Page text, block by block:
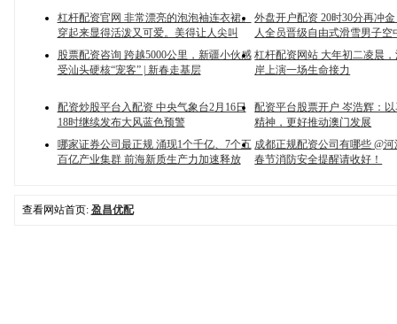
杠杆配资官网 非常漂亮的泡泡袖连衣裙。
穿起来显得活泼又可爱。美得让人尖叫
外盘开户配资 20时30分再冲
人全员晋级自由式滑雪男子空
股票配资咨询 跨越5000公里，新疆小伙感
受汕头硬核“宠客” | 新春走基层
杠杆配资网站 大年初二凌晨
岸上演一场生命接力
配资炒股平台入配资 中央气象台2月16日
18时继续发布大风蓝色预警
配资平台股票开户 岑浩辉：
精神，更好推动澳门发展
哪家证券公司最正规 涌现1个千亿、7个五
百亿产业集群 前海新质生产力加速释放
成都正规配资公司有哪些 @
春节消防安全提醒请收好！
查看网站首页: 盈昌优配